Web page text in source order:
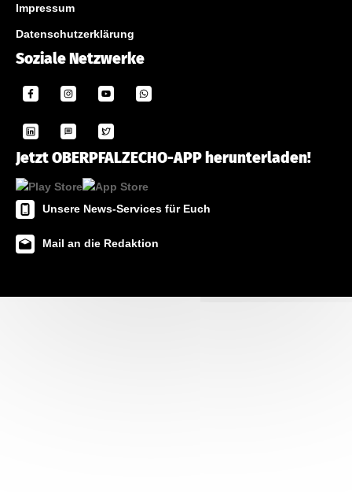
Impressum
Datenschutzerklärung
Soziale Netzwerke
Jetzt OBERPFALZECHO-APP herunterladen!
Unsere News-Services für Euch
Mail an die Redaktion